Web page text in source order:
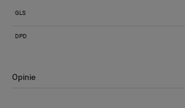
GLS
DPD
Opinie